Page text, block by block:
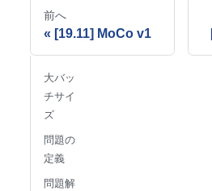
前へ
[19.11] MoCo v1
大バッ
チサイ
ズ
問題の
定義
問題解